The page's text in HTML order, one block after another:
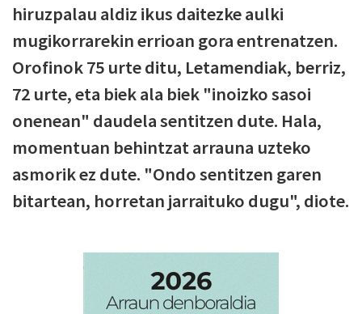
hiruzpalau aldiz ikus daitezke aulki
mugikorrarekin errioan gora entrenatzen.
Orofinok 75 urte ditu, Letamendiak, berriz,
72 urte, eta biek ala biek "inoizko sasoi
onenean" daudela sentitzen dute. Hala,
momentuan behintzat arrauna uzteko
asmorik ez dute. "Ondo sentitzen garen
bitartean, horretan jarraituko dugu", diote.